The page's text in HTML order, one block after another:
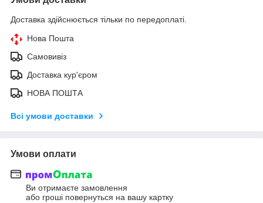
Доставка здійснюється тільки по передоплаті.
Нова Пошта
Самовивіз
Доставка кур'єром
НОВА ПОШТА
Всі умови доставки
Умови оплати
Ви отримаєте замовлення
або гроші повернуться на вашу картку